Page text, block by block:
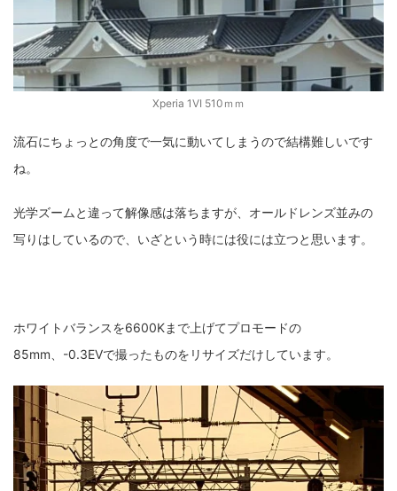
Xperia 1VI 510ｍｍ
流石にちょっとの角度で一気に動いてしまうので結構難しいです
ね。
光学ズームと違って解像感は落ちますが、オールドレンズ並みの
写りはしているので、いざという時には役には立つと思います。
ホワイトバランスを6600Kまで上げてプロモードの
85mm、-0.3EVで撮ったものをリサイズだけしています。